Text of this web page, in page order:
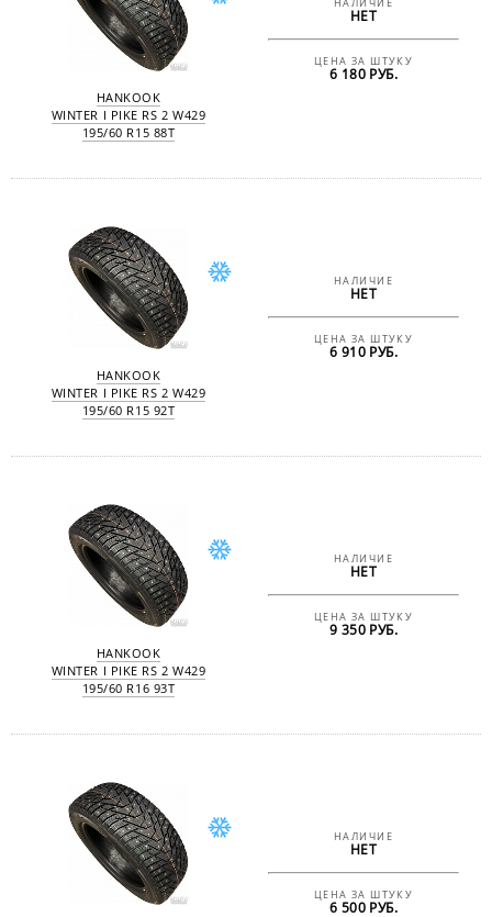
HANKOOK
WINTER I PIKE RS 2 W429
195/60 R15 88T
НАЛИЧИЕ
НЕТ
ЦЕНА ЗА ШТУКУ
6 180 РУБ.
HANKOOK
WINTER I PIKE RS 2 W429
195/60 R15 92T
НАЛИЧИЕ
НЕТ
ЦЕНА ЗА ШТУКУ
6 910 РУБ.
HANKOOK
WINTER I PIKE RS 2 W429
195/60 R16 93T
НАЛИЧИЕ
НЕТ
ЦЕНА ЗА ШТУКУ
9 350 РУБ.
НАЛИЧИЕ
НЕТ
ЦЕНА ЗА ШТУКУ
6 500 РУБ.